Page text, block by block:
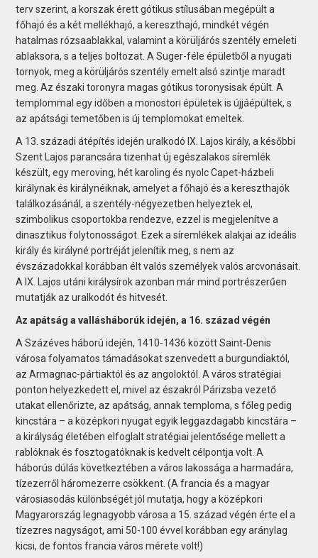
terv szerint, a korszak érett gótikus stílusában megépült a
főhajó és a két mellékhajó, a kereszthajó, mindkét végén
hatalmas rózsaablakkal, valamint a körüljárós szentély emeleti
ablaksora, s a teljes boltozat. A Suger-féle épületből a nyugati
tornyok, meg a körüljárós szentély emelt alsó szintje maradt
meg. Az északi toronyra magas gótikus toronysisak épült. A
templommal egy időben a monostori épületek is újjáépültek, s
az apátsági temetőben is új templomokat emeltek.
A 13. századi átépítés idején uralkodó IX. Lajos király, a későbbi
Szent Lajos parancsára tizenhat új egészalakos síremlék
készült, egy meroving, hét karoling és nyolc Capet-házbeli
királynak és királynéiknak, amelyet a főhajó és a kereszthajók
találkozásánál, a szentély-négyezetben helyeztek el,
szimbolikus csoportokba rendezve, ezzel is megjelenítve a
dinasztikus folytonosságot. Ezek a síremlékek alakjai az ideális
király és királyné portréját jelenítik meg, s nem az
évszázadokkal korábban élt valós személyek valós arcvonásait.
A IX. Lajos utáni királysírok azonban már mind portrészerűen
mutatják az uralkodót és hitvesét.
Az apátság a vallásháborúk idején, a 16. század végén
A Százéves háború idején, 1410-1436 között Saint-Denis
városa folyamatos támadásokat szenvedett a burgundiaktól,
az Armagnac-pártiaktól és az angoloktól. A város stratégiai
ponton helyezkedett el, mivel az északról Párizsba vezető
utakat ellenőrizte, az apátság, annak temploma, s főleg pedig
kincstára – a középkori nyugat egyik leggazdagabb kincstára –
a királyság életében elfoglalt stratégiai jelentősége mellett a
rablóknak és fosztogatóknak is kedvelt célpontja volt. A
háborús dúlás következtében a város lakossága a harmadára,
tízezerről háromezerre csökkent. (A francia és a magyar
városiasodás különbségét jól mutatja, hogy a középkori
Magyarország legnagyobb városa a 15. század végén érte el a
tízezres nagyságot, ami 50-100 évvel korábban egy aránylag
kicsi, de fontos francia város mérete volt!)